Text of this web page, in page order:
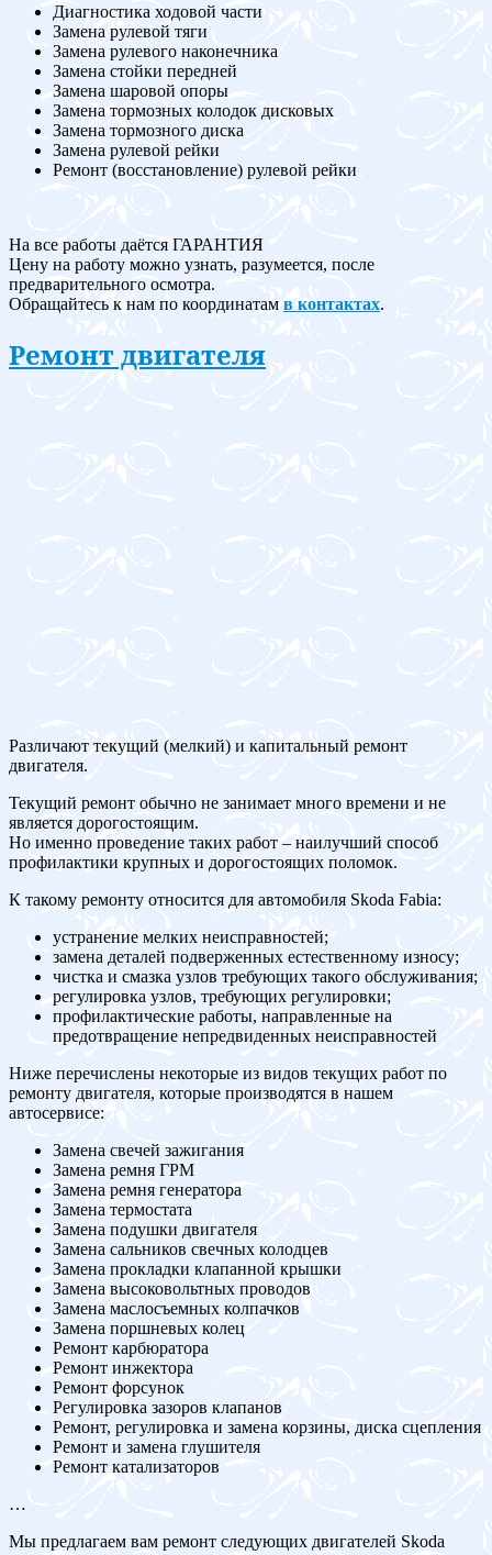
Диагностика ходовой части
Замена рулевой тяги
Замена рулевого наконечника
Замена стойки передней
Замена шаровой опоры
Замена тормозных колодок дисковых
Замена тормозного диска
Замена рулевой рейки
Ремонт (восстановление) рулевой рейки
На все работы даётся ГАРАНТИЯ
Цену на работу можно узнать, разумеется, после
предварительного осмотра.
Обращайтесь к нам по координатам в контактах.
Ремонт двигателя
Различают текущий (мелкий) и капитальный ремонт
двигателя.
Текущий ремонт обычно не занимает много времени и не
является дорогостоящим.
Но именно проведение таких работ – наилучший способ
профилактики крупных и дорогостоящих поломок.
К такому ремонту относится для автомобиля Skoda Fabia:
устранение мелких неисправностей;
замена деталей подверженных естественному износу;
чистка и смазка узлов требующих такого обслуживания;
регулировка узлов, требующих регулировки;
профилактические работы, направленные на
предотвращение непредвиденных неисправностей
Ниже перечислены некоторые из видов текущих работ по
ремонту двигателя, которые производятся в нашем
автосервисе:
Замена свечей зажигания
Замена ремня ГРМ
Замена ремня генератора
Замена термостата
Замена подушки двигателя
Замена сальников свечных колодцев
Замена прокладки клапанной крышки
Замена высоковольтных проводов
Замена маслосъемных колпачков
Замена поршневых колец
Ремонт карбюратора
Ремонт инжектора
Ремонт форсунок
Регулировка зазоров клапанов
Ремонт, регулировка и замена корзины, диска сцепления
Ремонт и замена глушителя
Ремонт катализаторов
…
Мы предлагаем вам ремонт следующих двигателей Skoda